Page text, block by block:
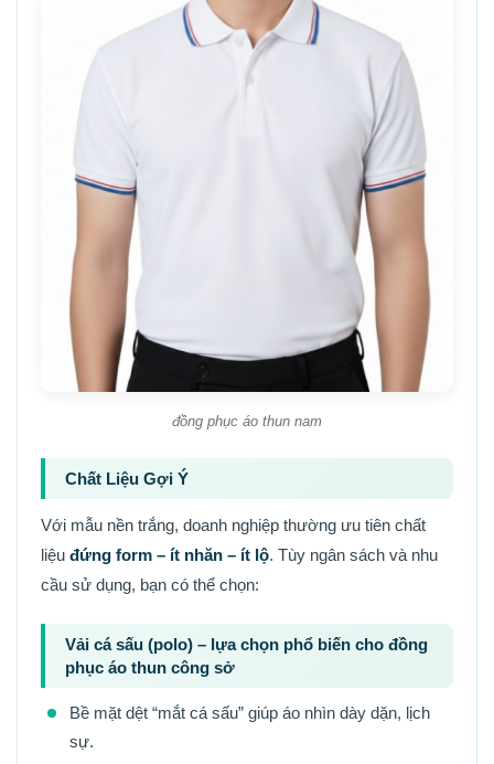
đồng phục áo thun nam
Chất Liệu Gợi Ý
Với mẫu nền trắng, doanh nghiệp thường ưu tiên chất
liệu đứng form – ít nhăn – ít lộ. Tùy ngân sách và nhu
cầu sử dụng, bạn có thể chọn:
Vải cá sấu (polo) – lựa chọn phổ biến cho đồng
phục áo thun công sở
Bề mặt dệt “mắt cá sấu” giúp áo nhìn dày dặn, lịch
sự.